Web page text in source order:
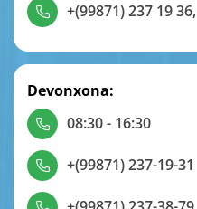
+(99871) 237 19 36,
Devonxona:
08:30 - 16:30
+(99871) 237-19-31